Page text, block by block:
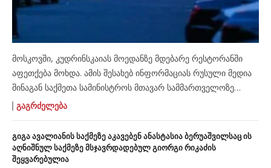
მოსკოვში, კუდრინსკაიას მოედანზე მდებარე რესტორანში
აფეთქება მოხდა. ამის შესახებ ინფორმაციას რუსული მედია
შინაგან საქმეთა სამინისტროს მთავარ სამმართველოზე
დაყრდნობით ავრცელებს. აფეთქების შედეგად სამი ადამიანი
პირველ აგვისტოს რესტორანი კერძო ღონისძიების გამო
დახურული იყო. რა ტიპის ღონისძიება იმართებოდა,
ოფიციალურად უცნობია.
ᲒᲐᲒᲠᲫᲔᲚᲔᲑᲐ
გიგა ავალიანის საქმეზე აკავებენ ანასტასია ბერუაშვილსაც ის
აღნიშნულ საქმეზე მსჯავრდადებულ გიორგი რიკაძის
შეყვარებულია